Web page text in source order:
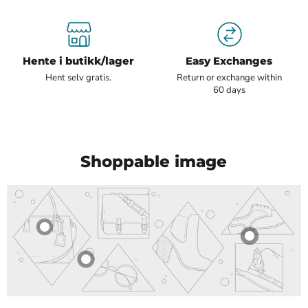
Hente i butikk/lager
Hent selv gratis.
Easy Exchanges
Return or exchange within
60 days
Shoppable image